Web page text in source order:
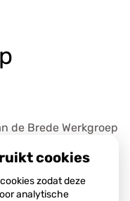
de Brede Werkgroep
cookies
zodat deze
analytische